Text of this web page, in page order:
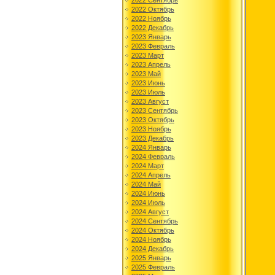
2022 Октябрь
2022 Ноябрь
2022 Декабрь
2023 Январь
2023 Февраль
2023 Март
2023 Апрель
2023 Май
2023 Июнь
2023 Июль
2023 Август
2023 Сентябрь
2023 Октябрь
2023 Ноябрь
2023 Декабрь
2024 Январь
2024 Февраль
2024 Март
2024 Апрель
2024 Май
2024 Июнь
2024 Июль
2024 Август
2024 Сентябрь
2024 Октябрь
2024 Ноябрь
2024 Декабрь
2025 Январь
2025 Февраль